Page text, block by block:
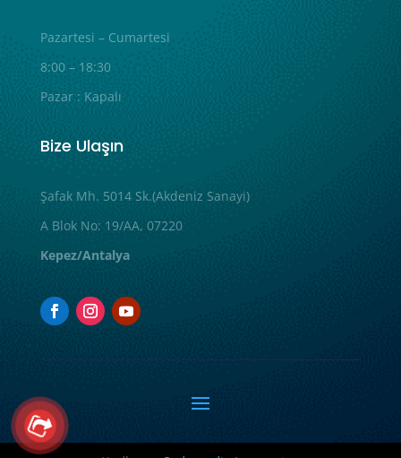
Pazartesi – Cumartesi
8:00 – 18:30
Pazar : Kapalı
Bize Ulaşın
Şafak Mh. 5014 Sk.(Akdeniz Sanayi)
A Blok No: 19/AA, 07220
Kepez/Antalya